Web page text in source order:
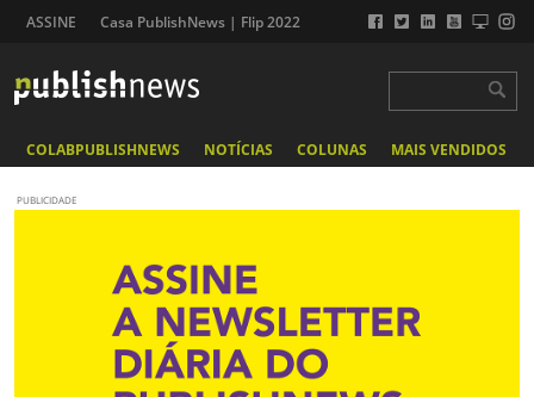
ASSINE Casa PublishNews | Flip 2022
COLABPUBLISHNEWS NOTÍCIAS COLUNAS MAIS VENDIDOS
PUBLICIDADE